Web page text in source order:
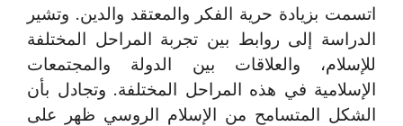
اتسمت بزيادة حرية الفكر والمعتقد والدين. وتشير
الدراسة إلى روابط بين تجربة المراحل المختلفة
للإسلام، والعلاقات بين الدولة والمجتمعات
الإسلامية في هذه المراحل المختلفة. وتجادل بأن
الشكل المتسامح من الإسلام الروسي ظهر على